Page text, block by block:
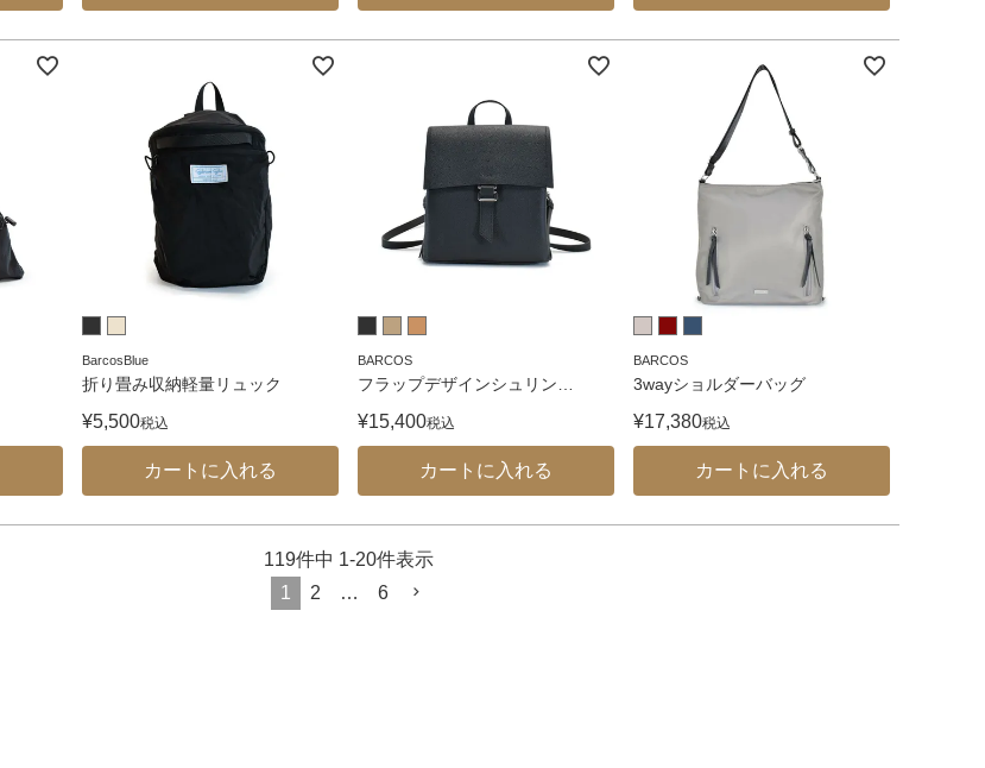
BarcosBlue
折り畳み収納軽量リュック
¥5,500税込
カートに入れる
BARCOS
フラップデザインシュリン
¥15,400税込
カートに入れる
BARCOS
3wayショルダーバッグ
¥17,380税込
カートに入れる
119件中 1-20件表示
1
2 … 6